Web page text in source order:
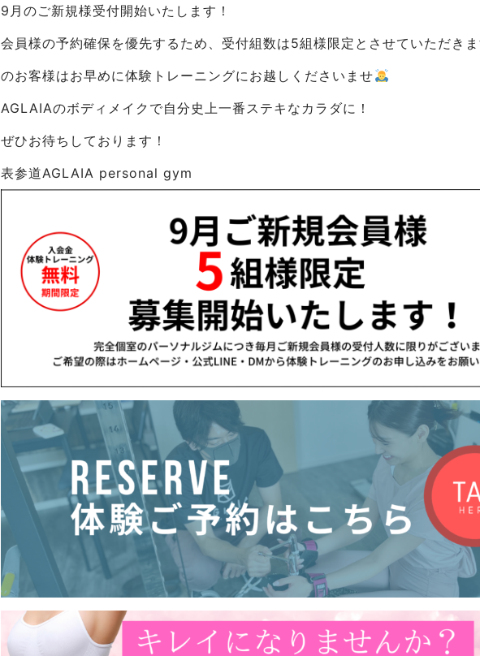
9月のご新規様受付開始いたします！
会員様の予約確保を優先するため、受付組数は5組様限定とさせていただき
のお客様はお早めに体験トレーニングにお越しくださいませ
AGLAIAのボディメイクで自分史上一番ステキなカラダに！
ぜひお待ちしております！
表参道AGLAIA personal gym